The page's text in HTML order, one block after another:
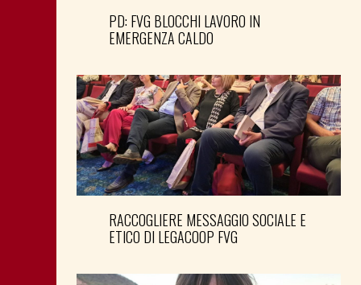
PD: FVG BLOCCHI LAVORO IN
EMERGENZA CALDO
RACCOGLIERE MESSAGGIO SOCIALE E
ETICO DI LEGACOOP FVG